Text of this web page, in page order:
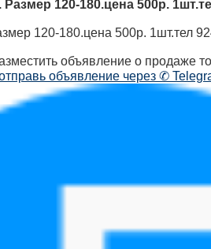
120-180.цена 500р.
120-180.цена 500р. 1шт.тел
объявление о продаже
объявление через ✆